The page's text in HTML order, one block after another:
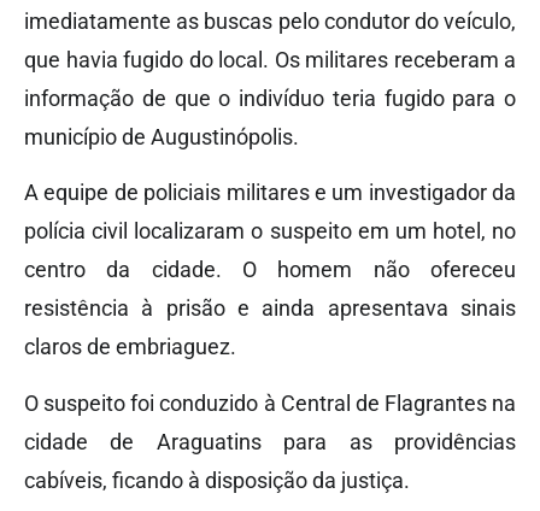
imediatamente as buscas pelo condutor do veículo,
que havia fugido do local. Os militares receberam a
informação de que o indivíduo teria fugido para o
município de Augustinópolis.
A equipe de policiais militares e um investigador da
polícia civil localizaram o suspeito em um hotel, no
centro da cidade. O homem não ofereceu
resistência à prisão e ainda apresentava sinais
claros de embriaguez.
O suspeito foi conduzido à Central de Flagrantes na
cidade de Araguatins para as providências
cabíveis, ficando à disposição da justiça.